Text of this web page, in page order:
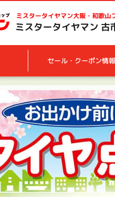
ミスタータイヤマン大阪・和歌山
ミスタータイヤマン 古
セール・クーポン情報